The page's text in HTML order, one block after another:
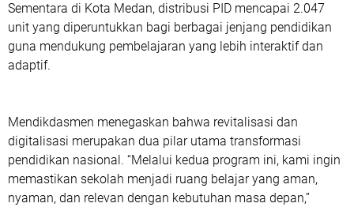
Sementara di Kota Medan, distribusi PID mencapai 2.047
unit yang diperuntukkan bagi berbagai jenjang pendidikan
guna mendukung pembelajaran yang lebih interaktif dan
adaptif.
Mendikdasmen menegaskan bahwa revitalisasi dan
digitalisasi merupakan dua pilar utama transformasi
pendidikan nasional. “Melalui kedua program ini, kami ingin
memastikan sekolah menjadi ruang belajar yang aman,
nyaman, dan relevan dengan kebutuhan masa depan,”